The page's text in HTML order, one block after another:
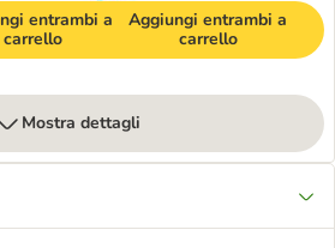
entrambi a
carrello
Aggiungi entrambi a
carrello
Mostra dettagli